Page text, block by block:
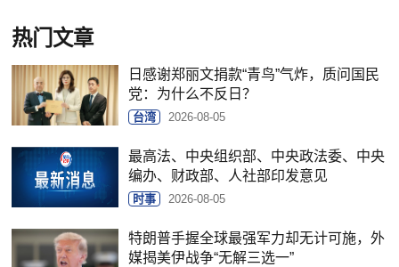
热门文章
日感谢郑丽文捐款“青鸟”气炸，质问国民
党：为什么不反日？
台湾 2026-08-05
最高法、中央组织部、中央政法委、中央
编办、财政部、人社部印发意见
时事 2026-08-05
特朗普手握全球最强军力却无计可施，外
媒揭美伊战争“无解三选一”